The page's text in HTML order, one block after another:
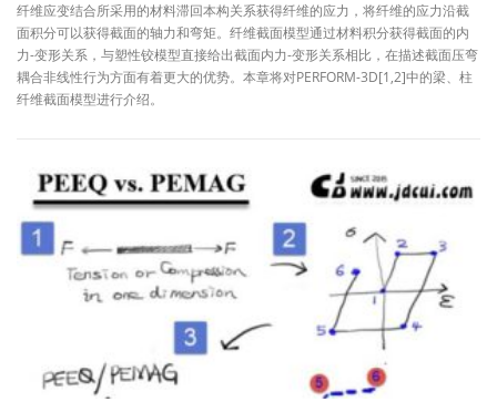
纤维应变结合所采用的材料滞回本构关系获得纤维的应力，将纤维的应力沿截
面积分可以获得截面的轴力和弯矩。纤维截面模型通过材料积分获得截面的内
力-变形关系，与塑性铰模型直接给出截面内力-变形关系相比，在描述截面压弯
耦合非线性行为方面有着更大的优势。本章将对PERFORM-3D[1,2]中的梁、柱
纤维截面模型进行介绍。